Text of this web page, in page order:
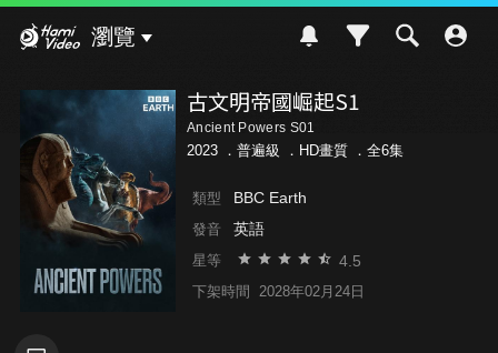
瀏覽
古文明帝國崛起S1
Ancient Powers S01
2023 ． 普遍級 ．HD畫質 ．全6集
類型 BBC Earth
發音 英語
星等 4.5
下架時間 2028年02月24日